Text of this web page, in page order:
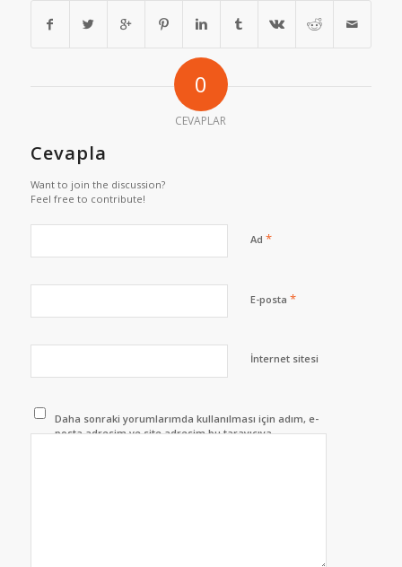
0
CEVAPLAR
Cevapla
Want to join the discussion?
Feel free to contribute!
Ad *
E-posta *
İnternet sitesi
Daha sonraki yorumlarımda kullanılması için adım, e-
posta adresim ve site adresim bu tarayıcıya